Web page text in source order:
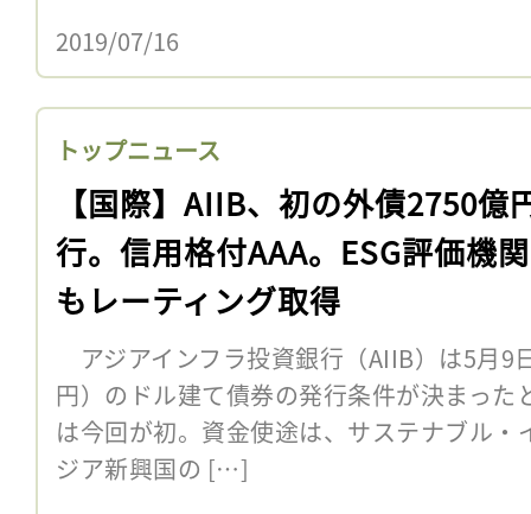
2019/07/16
トップニュース
【国際】AIIB、初の外債2750億
行。信用格付AAA。ESG評価機
もレーティング取得
アジアインフラ投資銀行（AIIB）は5月9
円）のドル建て債券の発行条件が決まっ
は今回が初。資金使途は、サステナブル・
ジア新興国の […]